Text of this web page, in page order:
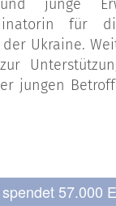
junge
für
Ukraine.
jungen
57.000